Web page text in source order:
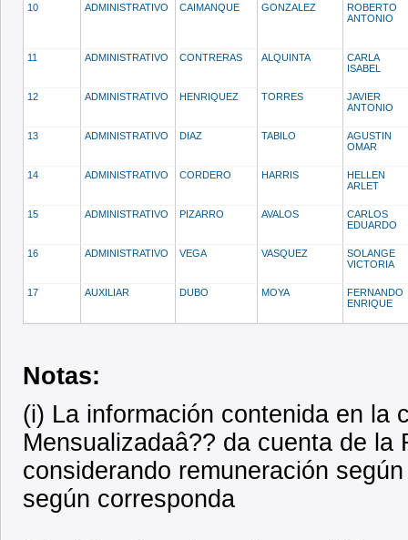
10 ADMINISTRATIVO CAIMANQUE GONZALEZ
ROBERTO
ANTONIO
11 ADMINISTRATIVO CONTRERAS ALQUINTA
CARLA
ISABEL
12 ADMINISTRATIVO HENRIQUEZ TORRES
JAVIER
ANTONIO
13 ADMINISTRATIVO DIAZ TABILO
AGUSTIN
OMAR
14 ADMINISTRATIVO CORDERO HARRIS
HELLEN
ARLET
15 ADMINISTRATIVO PIZARRO AVALOS
CARLOS
EDUARDO
16 ADMINISTRATIVO VEGA VASQUEZ
SOLANGE
VICTORIA
17 AUXILIAR DUBO MOYA
FERNANDO
ENRIQUE
Notas:
(i) La información contenida en la
Mensualizadaâ?? da cuenta de
considerando remuneración
según corresponda